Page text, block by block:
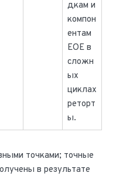
дкам и
компон
ентам
EOE в
сложн
ых
циклах
реторт
ы.
точками; точные
в результате